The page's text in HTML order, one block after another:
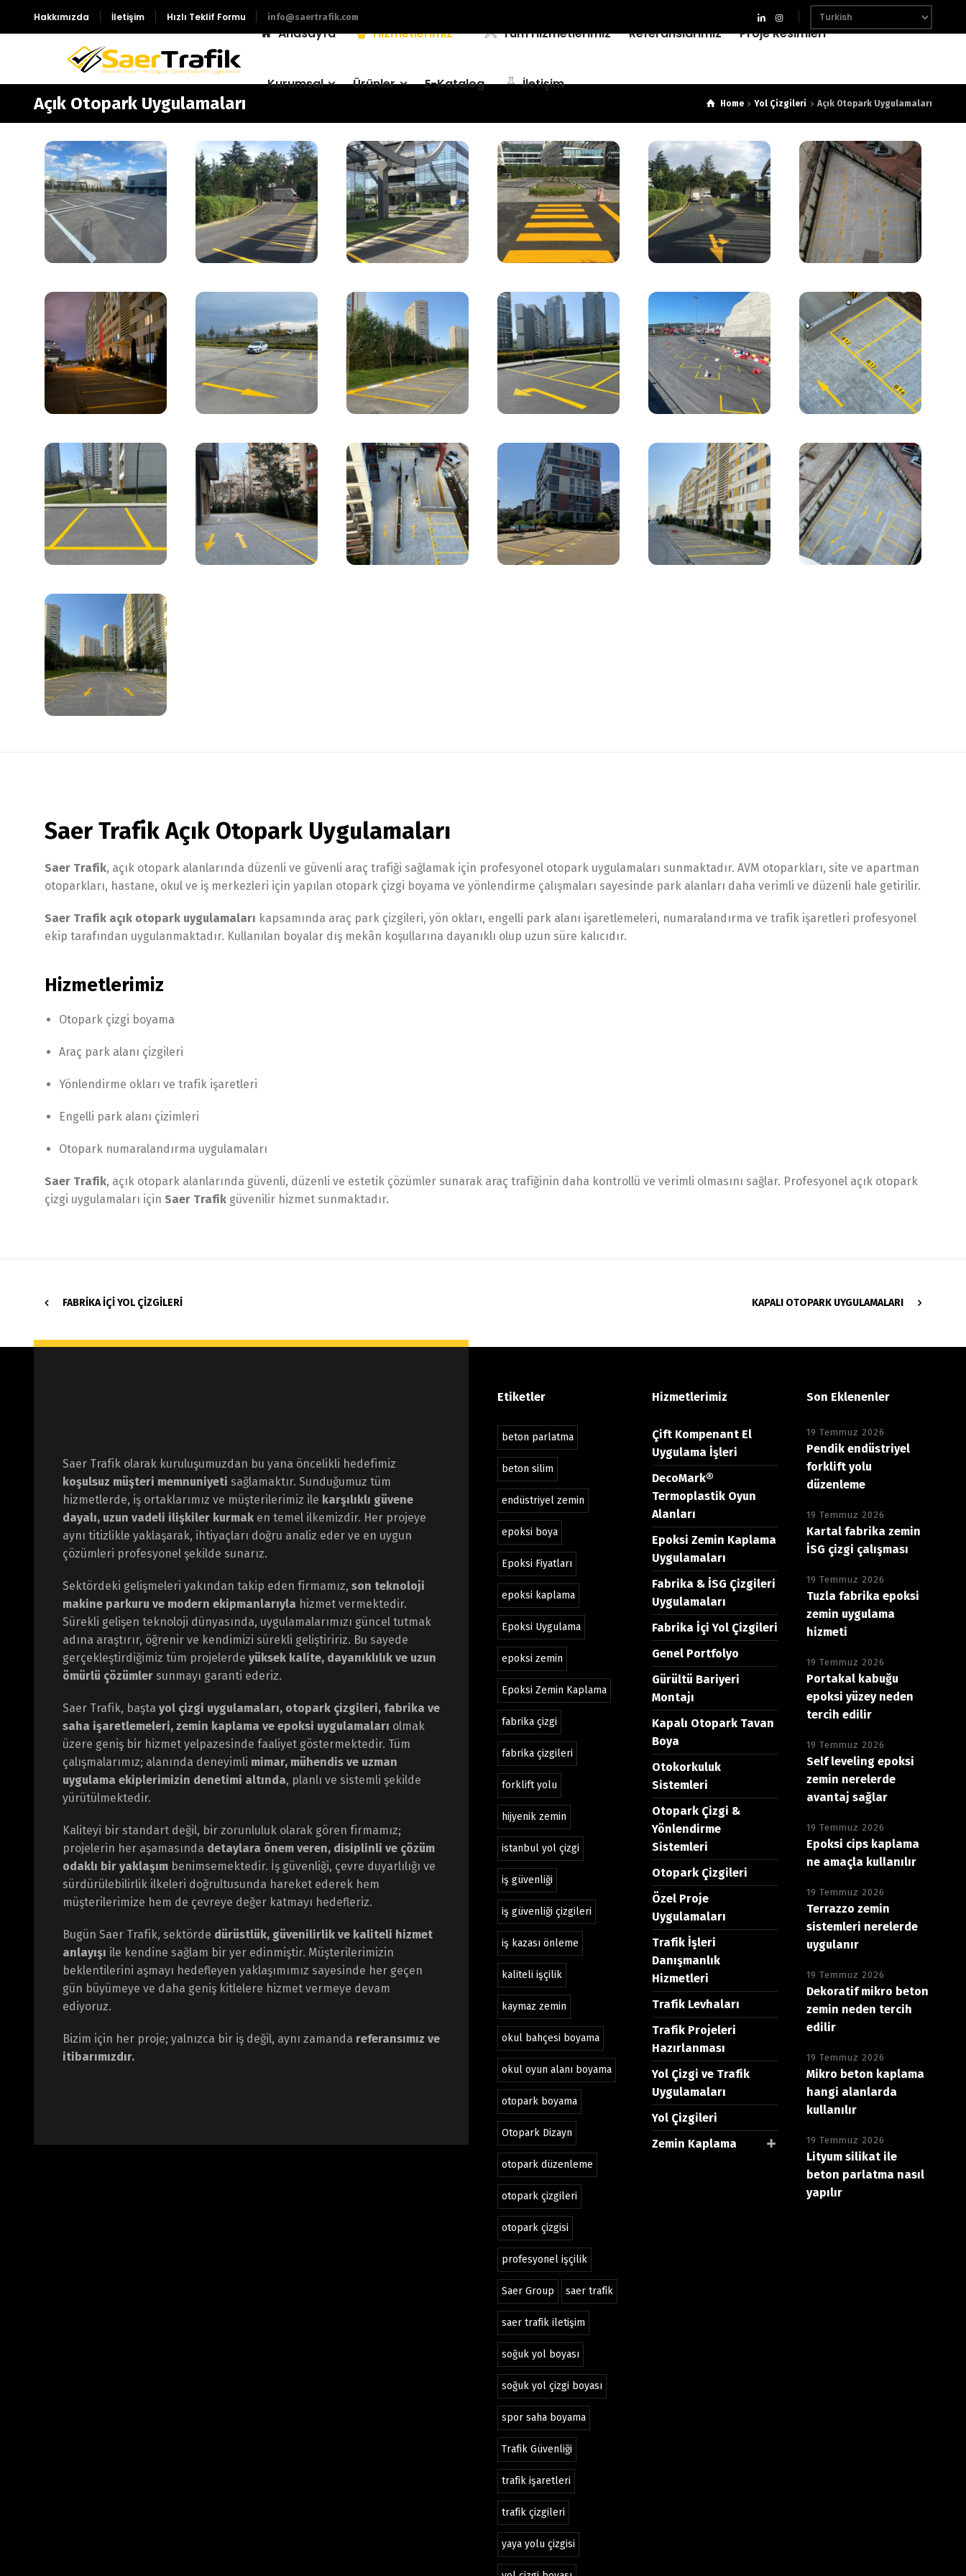
Hakkımızda İletişim Hızlı Teklif Formu info@saertrafik.com
Anasayfa Hizmetlerimiz Tüm Hizmetlerimiz Referanslarımız Proje Resimleri
Kurumsal Ürünler E-Katalog İletişim
Açık Otopark Uygulamaları Home Yol Çizgileri Açık Otopark Uygulamaları
Saer Trafik Açık Otopark Uygulamaları
Saer Trafik, açık otopark alanlarında düzenli ve güvenli araç trafiği sağlamak için profesyonel otopark uygulamaları sunmaktadır. AVM otoparkları, site ve apartman
otoparkları, hastane, okul ve iş merkezleri için yapılan otopark çizgi boyama ve yönlendirme çalışmaları sayesinde park alanları daha verimli ve düzenli hale getirilir.
Saer Trafik açık otopark uygulamaları kapsamında araç park çizgileri, yön okları, engelli park alanı işaretlemeleri, numaralandırma ve trafik işaretleri profesyonel
ekip tarafından uygulanmaktadır. Kullanılan boyalar dış mekân koşullarına dayanıklı olup uzun süre kalıcıdır.
Hizmetlerimiz
Otopark çizgi boyama
Araç park alanı çizgileri
Yönlendirme okları ve trafik işaretleri
Engelli park alanı çizimleri
Otopark numaralandırma uygulamaları
Saer Trafik, açık otopark alanlarında güvenli, düzenli ve estetik çözümler sunarak araç trafiğinin daha kontrollü ve verimli olmasını sağlar. Profesyonel açık otopark
çizgi uygulamaları için Saer Trafik güvenilir hizmet sunmaktadır.
FABRIKA İÇI YOL ÇIZGILERI KAPALI OTOPARK UYGULAMALARI
Saer Trafik olarak kuruluşumuzdan bu yana öncelikli hedefimiz
koşulsuz müşteri memnuniyeti sağlamaktır. Sunduğumuz tüm
hizmetlerde, iş ortaklarımız ve müşterilerimiz ile karşılıklı güvene
dayalı, uzun vadeli ilişkiler kurmaken temel ilkemizdir. Her projeye
aynı titizlikle yaklaşarak, ihtiyaçları doğru analiz eder ve en uygun
çözümleri profesyonel şekilde sunarız.
Sektördeki gelişmeleri yakından takip eden firmamız, son teknoloji
makine parkuru ve modern ekipmanlarıyla hizmet vermektedir.
Sürekli gelişen teknoloji dünyasında, uygulamalarımızı güncel tutmak
adına araştırır, öğrenir ve kendimizi sürekli geliştiririz. Bu sayede
gerçekleştirdiğimiz tüm projelerde yüksek kalite, dayanıklılık ve uzun
ömürlü çözümlersunmayı garanti ederiz.
Saer Trafik, başta yol çizgi uygulamaları, otopark çizgileri, fabrika ve
saha işaretlemeleri, zemin kaplama ve epoksi uygulamaları olmak
üzere geniş bir hizmet yelpazesinde faaliyet göstermektedir. Tüm
çalışmalarımız; alanında deneyimli mimar, mühendis ve uzman
uygulama ekiplerimizin denetimi altında, planlı ve sistemli şekilde
yürütülmektedir.
Kaliteyi bir standart değil, bir zorunluluk olarak gören firmamız;
projelerin her aşamasında detaylara önem veren, disiplinli ve çözüm
odaklı bir yaklaşımbenimsemektedir. İş güvenliği, çevre duyarlılığı ve
sürdürülebilirlik ilkeleri doğrultusunda hareket ederek hem
müşterilerimize hem de çevreye değer katmayı hedefleriz.
Bugün Saer Trafik, sektörde dürüstlük, güvenilirlik ve kaliteli hizmet
anlayışı ile kendine sağlam bir yer edinmiştir. Müşterilerimizin
beklentilerini aşmayı hedefleyen yaklaşımımız sayesinde her geçen
gün büyümeye ve daha geniş kitlelere hizmet vermeye devam
ediyoruz.
Bizim için her proje; yalnızca bir iş değil, aynı zamanda referansımız ve
itibarımızdır.
Etiketler
beton parlatma
beton silim
endüstriyel zemin
epoksi boya
Epoksi Fiyatları
epoksi kaplama
Epoksi Uygulama
epoksi zemin
Epoksi Zemin Kaplama
fabrika çizgi
fabrika çizgileri
forklift yolu
hijyenik zemin
istanbul yol çizgi
iş güvenliği
iş güvenliği çizgileri
iş kazası önleme
kaliteli işçilik
kaymaz zemin
okul bahçesi boyama
okul oyun alanı boyama
otopark boyama
Otopark Dizayn
otopark düzenleme
otopark çizgileri
otopark çizgisi
profesyonel işçilik
Saer Group saer trafik
saer trafik iletişim
soğuk yol boyası
soğuk yol çizgi boyası
spor saha boyama
Trafik Güvenliği
trafik işaretleri
trafik çizgileri
yaya yolu çizgisi
Hizmetlerimiz
Çift Kompenant El
Uygulama İşleri
DecoMark®
Termoplastik Oyun
Alanları
Epoksi Zemin Kaplama
Uygulamaları
Fabrika & İSG Çizgileri
Uygulamaları
Fabrika İçi Yol Çizgileri
Genel Portfolyo
Gürültü Bariyeri
Montajı
Kapalı Otopark Tavan
Boya
Otokorkuluk
Sistemleri
Otopark Çizgi &
Yönlendirme
Sistemleri
Otopark Çizgileri
Özel Proje
Uygulamaları
Trafik İşleri
Danışmanlık
Hizmetleri
Trafik Levhaları
Trafik Projeleri
Hazırlanması
Yol Çizgi ve Trafik
Uygulamaları
Yol Çizgileri
Zemin Kaplama
Son Eklenenler
19 Temmuz 2026
Pendik endüstriyel
forklift yolu
düzenleme
19 Temmuz 2026
Kartal fabrika zemin
İSG çizgi çalışması
19 Temmuz 2026
Tuzla fabrika epoksi
zemin uygulama
hizmeti
19 Temmuz 2026
Portakal kabuğu
epoksi yüzey neden
tercih edilir
19 Temmuz 2026
Self leveling epoksi
zemin nerelerde
avantaj sağlar
19 Temmuz 2026
Epoksi cips kaplama
ne amaçla kullanılır
19 Temmuz 2026
Terrazzo zemin
sistemleri nerelerde
uygulanır
19 Temmuz 2026
Dekoratif mikro beton
zemin neden tercih
edilir
19 Temmuz 2026
Mikro beton kaplama
hangi alanlarda
kullanılır
19 Temmuz 2026
Lityum silikat ile
beton parlatma nasıl
yapılır